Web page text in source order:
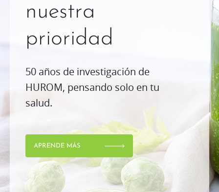
nuestra
prioridad
50 años de investigación de
HUROM, pensando solo en tu
salud.
APRENDE MÁS